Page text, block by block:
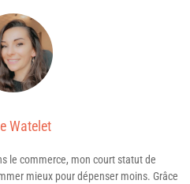
Watelet
le commerce, mon court statut de
mieux pour dépenser moins. Grâce